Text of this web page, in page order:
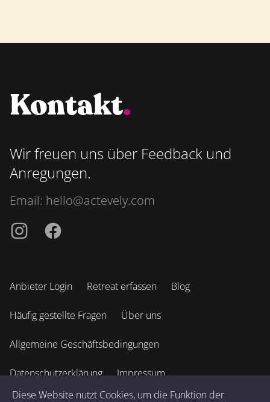
Diese Website nutzt Cookies, um die Funktion der
Kontakt.
Wir freuen uns über Feedback und
Anregungen.
Email: hello@actevely.com
InstagrammFacebook
Anbieter Login Retreat erfassen Blog
Häufig gestellte Fragen Über uns
Allgemeine Geschäftsbedingungen
Datenschutzerklärung Impressum